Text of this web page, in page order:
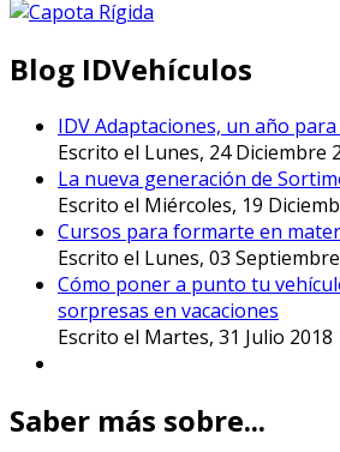
Blog IDVehículos
IDV Adaptaciones, un año
Escrito el Lunes, 24 Diciembre
La nueva generación de
Escrito el Miércoles, 19
Cursos para formarte en
Escrito el Lunes, 03
Cómo poner a punto tu
sorpresas en vacaciones
Escrito el Martes, 31 Julio 2018
Saber más sobre...